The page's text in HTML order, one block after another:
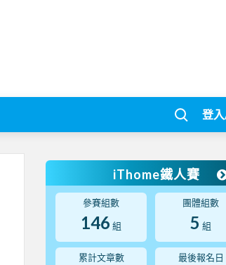
登
iThome鐵人賽
參賽組數
146 組
團體組數
5 組
累計文章數 最後報名日